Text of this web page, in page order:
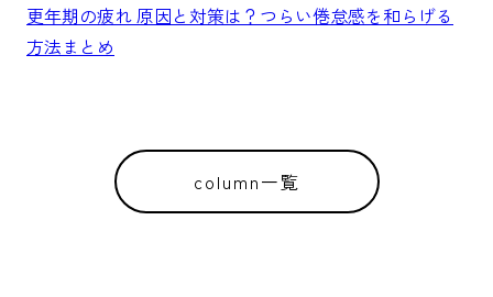
更年期の疲れ 原因と対策は？つらい倦怠感を和らげる
方法まとめ
column一覧